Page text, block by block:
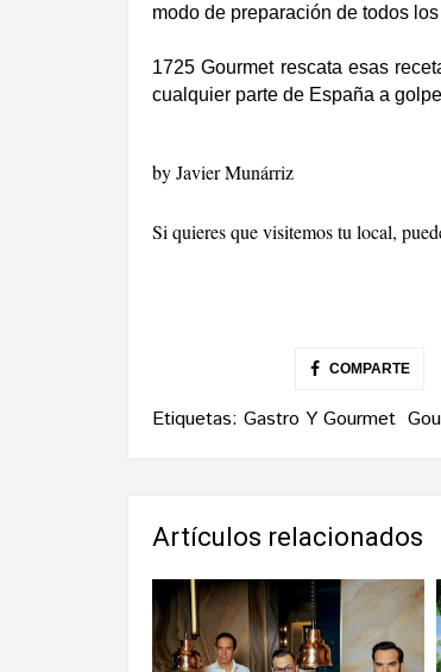
modo de preparación de todos
1725 Gourmet rescata esas
cualquier parte de España a
by Javier Munárriz
Si quieres que visitemos tu local,
COMPARTE
Etiquetas: Gastro Y Gourmet
Artículos relacionados